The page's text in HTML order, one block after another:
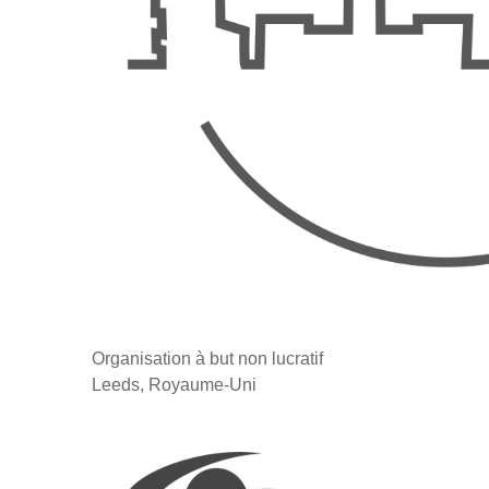
Organisation à but non lucratif
Leeds, Royaume-Uni